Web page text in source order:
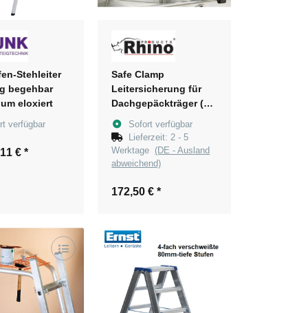
Stehleiter
begehbar
eloxiert
verfügbar
€ *
Safe Clamp
Leitersicherung für
Dachgepäckträger (1
Paar)
Sofort verfügbar
Lieferzeit: 2 - 5
Werktage (DE - Ausland
abweichend)
172,50 €*